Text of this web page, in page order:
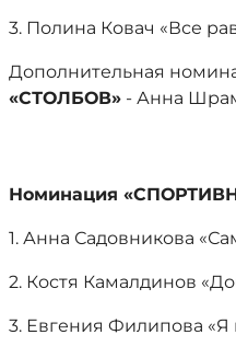
3. Полина Ковач «Все
Дополнительная
«СТОЛБОВ» - Анна
Номинация
1. Анна Садовникова
2. Костя Камалдинов
3. Евгения Филипова «Я